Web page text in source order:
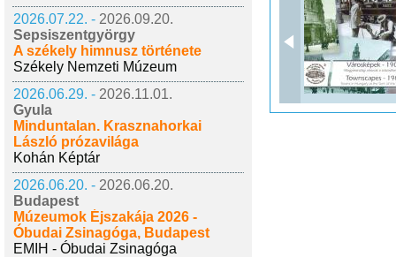
2026.07.22. - 2026.09.20.
Sepsiszentgyörgy
A székely himnusz története
Székely Nemzeti Múzeum
2026.06.29. - 2026.11.01.
Gyula
Minduntalan. Krasznahorkai
László prózavilága
Kohán Képtár
2026.06.20. - 2026.06.20.
Budapest
Múzeumok Éjszakája 2026 -
Óbudai Zsinagóga, Budapest
EMIH - Óbudai Zsinagóga